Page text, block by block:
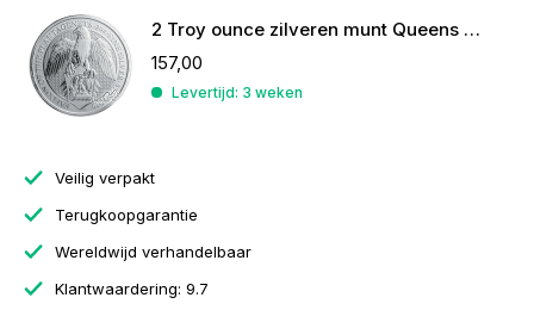
2 Troy ounce zilveren munt Queens Beasts Falcon of the Plantagenets 2019
157,00
Levertijd: 3 weken
Veilig verpakt
Terugkoopgarantie
Wereldwijd verhandelbaar
Klantwaardering: 9.7